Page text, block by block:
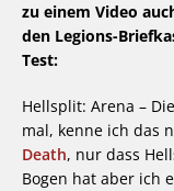
zu einem Video
den Legions-
Test:
Hellsplit: Arena –
mal, kenne ich das
Death, nur dass
Bogen hat aber ich